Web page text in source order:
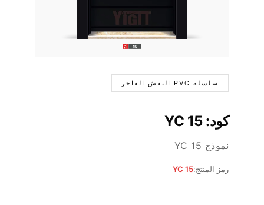
سلسلة PVC النقش الفاخر
كود: YC 15
نموذج YC 15
رمز المنتج:YC 15